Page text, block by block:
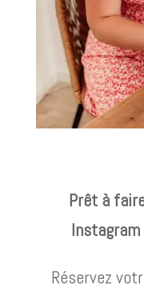
Prêt à
Instagram
Réservez